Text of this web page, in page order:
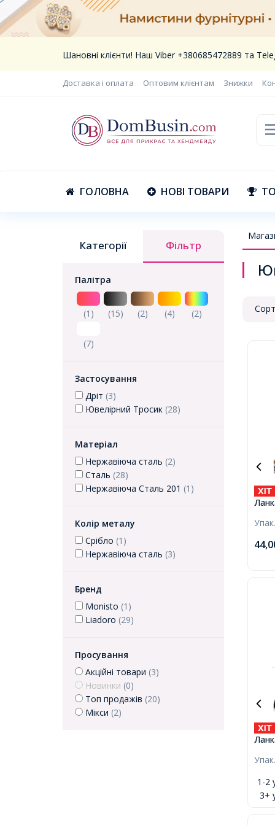
Шановні клієнти! Наш Viber +380685472889 та
Доставка і оплата Оптовим клієнтам Знижки
ГОЛОВНА НОВІ ТОВАРИ
Категорії Фільтр
Палітра
(1) (15) (2) (4) (2)
(7)
Застосування
Дріт (3)
Ювелірний Тросик (28)
Матеріал
Нержавіюча сталь (2)
Сталь (28)
Нержавіюча Сталь 201 (1)
Колір металу
Срібло (1)
Нержавіюча сталь (3)
Бренд
Monisto (1)
Liadoro (29)
Просування
Акційні товари (3)
Новинки (0)
Топ продажів (20)
Мікси (2)
Дим,
1-2
3+